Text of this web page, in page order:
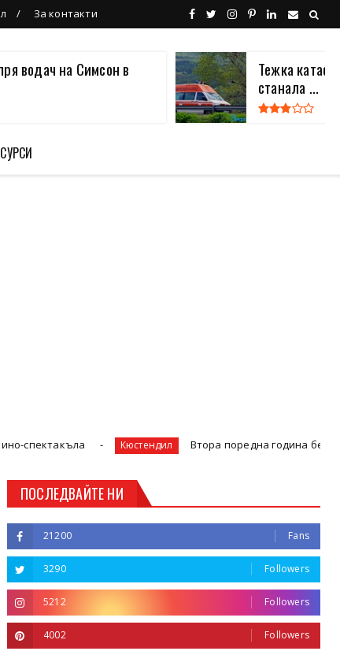
За контакти
водач на Симсон в
Тежка
станала ...
Кюстендил Втора поредна година бедствие:
ПОСЛЕДВАЙТЕ НИ
21200 Fans
3290 Followers
5212 Followers
4002 Followers